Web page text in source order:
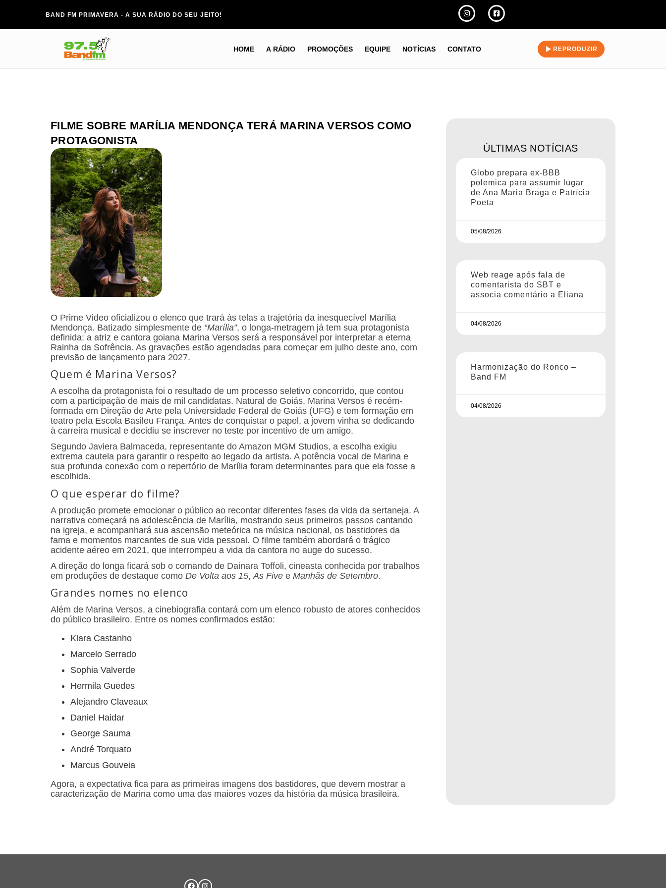
BAND FM PRIMAVERA - A SUA RÁDIO DO SEU JEITO!
HOME A RÁDIO PROMOÇÕES EQUIPE NOTÍCIAS CONTATO REPRODUZIR
FILME SOBRE MARÍLIA MENDONÇA TERÁ MARINA VERSOS COMO
PROTAGONISTA
O Prime Video oficializou o elenco que trará às telas a trajetória da inesquecível Marília
Mendonça. Batizado simplesmente de “Marília”, o longa-metragem já tem sua protagonista
definida: a atriz e cantora goiana Marina Versos será a responsável por interpretar a eterna
Rainha da Sofrência. As gravações estão agendadas para começar em julho deste ano, com
previsão de lançamento para 2027.
Quem é Marina Versos?
A escolha da protagonista foi o resultado de um processo seletivo concorrido, que contou
com a participação de mais de mil candidatas. Natural de Goiás, Marina Versos é recém-
formada em Direção de Arte pela Universidade Federal de Goiás (UFG) e tem formação em
teatro pela Escola Basileu França. Antes de conquistar o papel, a jovem vinha se dedicando
à carreira musical e decidiu se inscrever no teste por incentivo de um amigo.
Segundo Javiera Balmaceda, representante do Amazon MGM Studios, a escolha exigiu
extrema cautela para garantir o respeito ao legado da artista. A potência vocal de Marina e
sua profunda conexão com o repertório de Marília foram determinantes para que ela fosse a
escolhida.
O que esperar do filme?
A produção promete emocionar o público ao recontar diferentes fases da vida da sertaneja. A
narrativa começará na adolescência de Marília, mostrando seus primeiros passos cantando
na igreja, e acompanhará sua ascensão meteórica na música nacional, os bastidores da
fama e momentos marcantes de sua vida pessoal. O filme também abordará o trágico
acidente aéreo em 2021, que interrompeu a vida da cantora no auge do sucesso.
A direção do longa ficará sob o comando de Dainara Toffoli, cineasta conhecida por trabalhos
em produções de destaque como De Volta aos 15, As Five e Manhãs de Setembro.
Grandes nomes no elenco
Além de Marina Versos, a cinebiografia contará com um elenco robusto de atores conhecidos
do público brasileiro. Entre os nomes confirmados estão:
Klara Castanho
Marcelo Serrado
Sophia Valverde
Hermila Guedes
Alejandro Claveaux
Daniel Haidar
George Sauma
André Torquato
Marcus Gouveia
Agora, a expectativa fica para as primeiras imagens dos bastidores, que devem mostrar a
caracterização de Marina como uma das maiores vozes da história da música brasileira.
ÚLTIMAS NOTÍCIAS
Globo prepara ex-BBB
polemica para assumir lugar
de Ana Maria Braga e Patrícia
Poeta
05/08/2026
Web reage após fala de
comentarista do SBT e
associa comentário a Eliana
04/08/2026
Harmonização do Ronco –
Band FM
04/08/2026